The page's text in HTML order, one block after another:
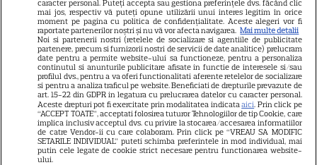
Știri mondene
Avantaje
Elle
Unica
Retete practice
URMĂREȘTE-NE PE
caracter personal. Puteți accepta sau gestiona preferințele dvs. făcând clic
mai jos, respectiv vă puteți opune utilizării unui interes legitim în orice
moment pe pagina cu politica de confidențialitate. Aceste alegeri vor fi
raportate partenerilor noștri și nu vă vor afecta navigarea. Mai multe detalii
Noi si partenerii nostri (retelele de socializare si agentiile de publicitate
partenere, precum si furnizorii nostri de servicii de date analitice) prelucram
date pentru a permite website-ului sa functioneze, pentru a personaliza
continutul si anunturile publicitare afisate in functie de interesele si/sau
profilul dvs., pentru a va oferi functionalitati aferente retelelor de socializare
si pentru a analiza traficul pe website. Beneficiati de drepturile prevazute de
art. 15-22 din GDPR in legatura cu prelucrarea datelor cu caracter personal.
Aceste drepturi pot fi exercitate prin modalitatea indicataaici. Prin click pe
“ACCEPT TOATE”, acceptati folosirea tuturor Tehnologiilor de tip Cookie, care
implica inclusiv acceptul dvs. cu privire la stocarea/accesarea informatiilor
de catre Vendor-ii cu care colaboram. Prin click pe “VREAU SA MODIFIC
SETARILE INDIVIDUAL” puteti schimba preferintele in mod individual, mai
putin cele legate de cookie strict necesare pentru functionarea website-
ului.